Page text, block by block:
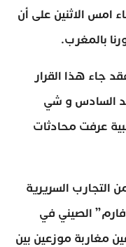
امس الاثنين على أن
بالمغرب.
جاء هذا القرار
السادس و شي
عرفت محادثات
التجارب السريرية
الصيني في
مغاربة موزعين بين